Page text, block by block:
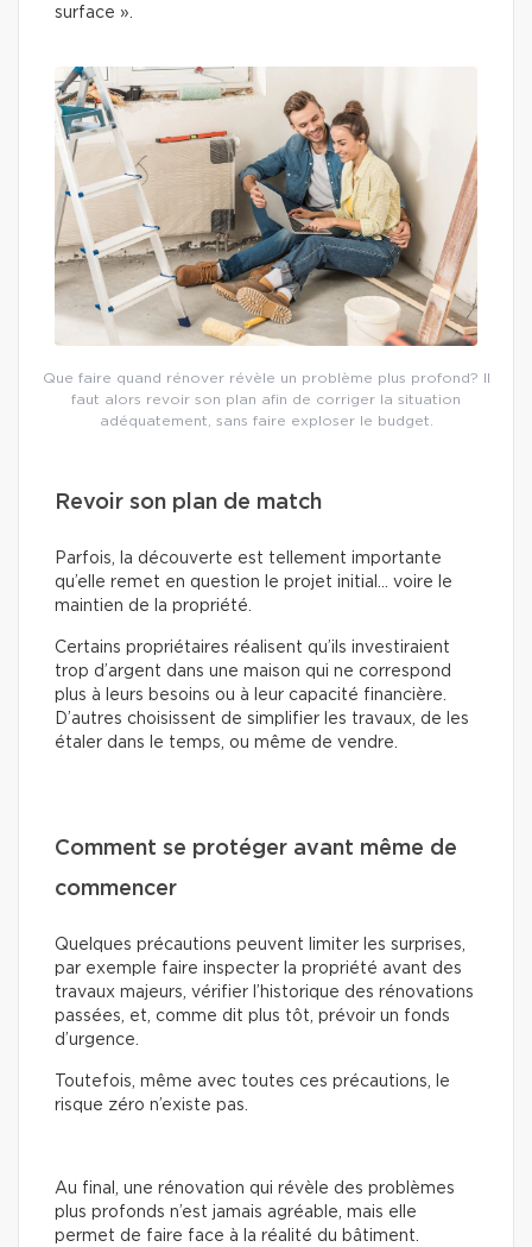
surface ».
Que faire quand rénover révèle un problème plus profond? Il
faut alors revoir son plan afin de corriger la situation
adéquatement, sans faire exploser le budget.
Revoir son plan de match
Parfois, la découverte est tellement importante
qu’elle remet en question le projet initial… voire le
maintien de la propriété.
Certains propriétaires réalisent qu’ils investiraient
trop d’argent dans une maison qui ne correspond
plus à leurs besoins ou à leur capacité financière.
D’autres choisissent de simplifier les travaux, de les
étaler dans le temps, ou même de vendre.
Comment se protéger avant même de
commencer
Quelques précautions peuvent limiter les surprises,
par exemple faire inspecter la propriété avant des
travaux majeurs, vérifier l’historique des rénovations
passées, et, comme dit plus tôt, prévoir un fonds
d’urgence.
Toutefois, même avec toutes ces précautions, le
risque zéro n’existe pas.
Au final, une rénovation qui révèle des problèmes
plus profonds n’est jamais agréable, mais elle
permet de faire face à la réalité du bâtiment.